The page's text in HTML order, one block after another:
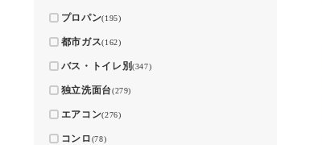
プロパン(195)
都市ガス(162)
バス・トイレ別(347)
独立洗面台(279)
エアコン(276)
コンロ(78)